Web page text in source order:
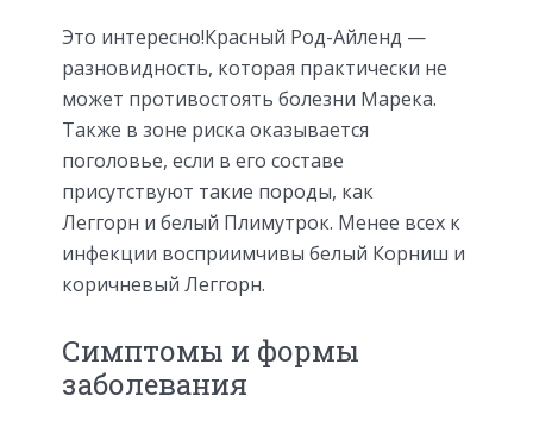
Это интересно!Красный Род-Айленд —
разновидность, которая практически не
может противостоять болезни Марека.
Также в зоне риска оказывается
поголовье, если в его составе
присутствуют такие породы, как
Леггорн и белый Плимутрок. Менее всех к
инфекции восприимчивы белый Корниш и
коричневый Леггорн.
Симптомы и формы
заболевания